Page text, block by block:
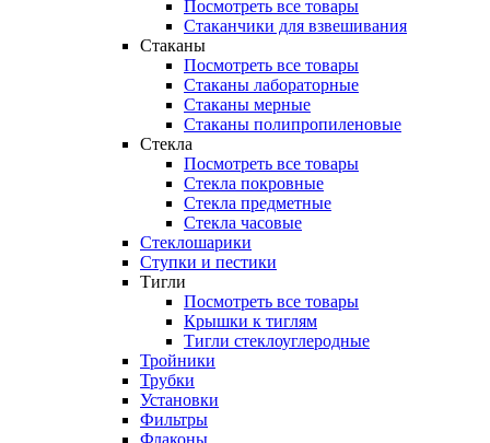
Посмотреть все товары
Стаканчики для взвешивания
Стаканы
Посмотреть все товары
Стаканы лабораторные
Стаканы мерные
Стаканы полипропиленовые
Стекла
Посмотреть все товары
Стекла покровные
Стекла предметные
Стекла часовые
Стеклошарики
Ступки и пестики
Тигли
Посмотреть все товары
Крышки к тиглям
Тигли стеклоуглеродные
Тройники
Трубки
Установки
Фильтры
Флаконы